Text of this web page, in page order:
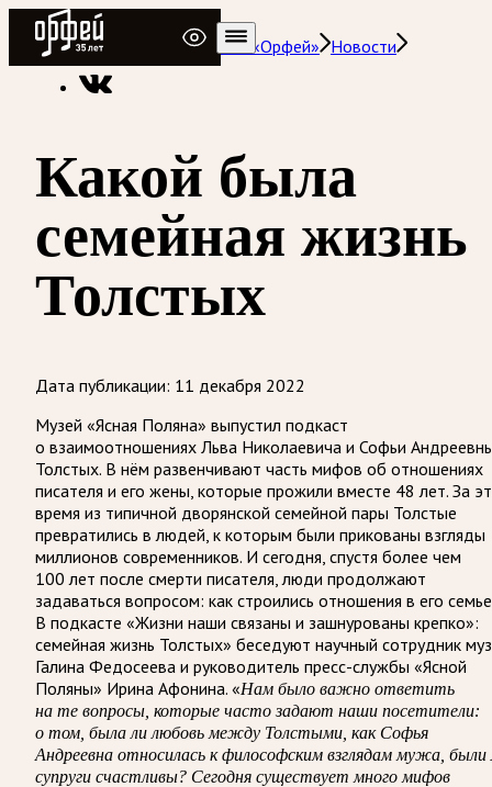
Радио Орфей
Радио классической музыки «Орфей» Новости
Какой была
семейная жизнь
Толстых
Дата публикации: 11 декабря 2022
Музей «Ясная Поляна» выпустил подкаст
о взаимоотношениях Льва Николаевича и Софьи
Толстых. В нём развенчивают часть мифов об отношениях
писателя и его жены, которые прожили вместе 48 лет. За
время из типичной дворянской семейной пары Толстые
превратились в людей, к которым были прикованы взгляды
миллионов современников. И сегодня, спустя более чем
100 лет после смерти писателя, люди продолжают
задаваться вопросом: как строились отношения в его
В подкасте «Жизни наши связаны и зашнурованы крепко»:
семейная жизнь Толстых» беседуют научный сотрудник
Галина Федосеева и руководитель пресс-службы «Ясной
Поляны» Ирина Афонина. «Нам было важно ответить
на те вопросы, которые часто задают наши посетители:
о том, была ли любовь между Толстыми, как Софья
Андреевна относилась к философским взглядам мужа, были
супруги счастливы? Сегодня существует много мифов